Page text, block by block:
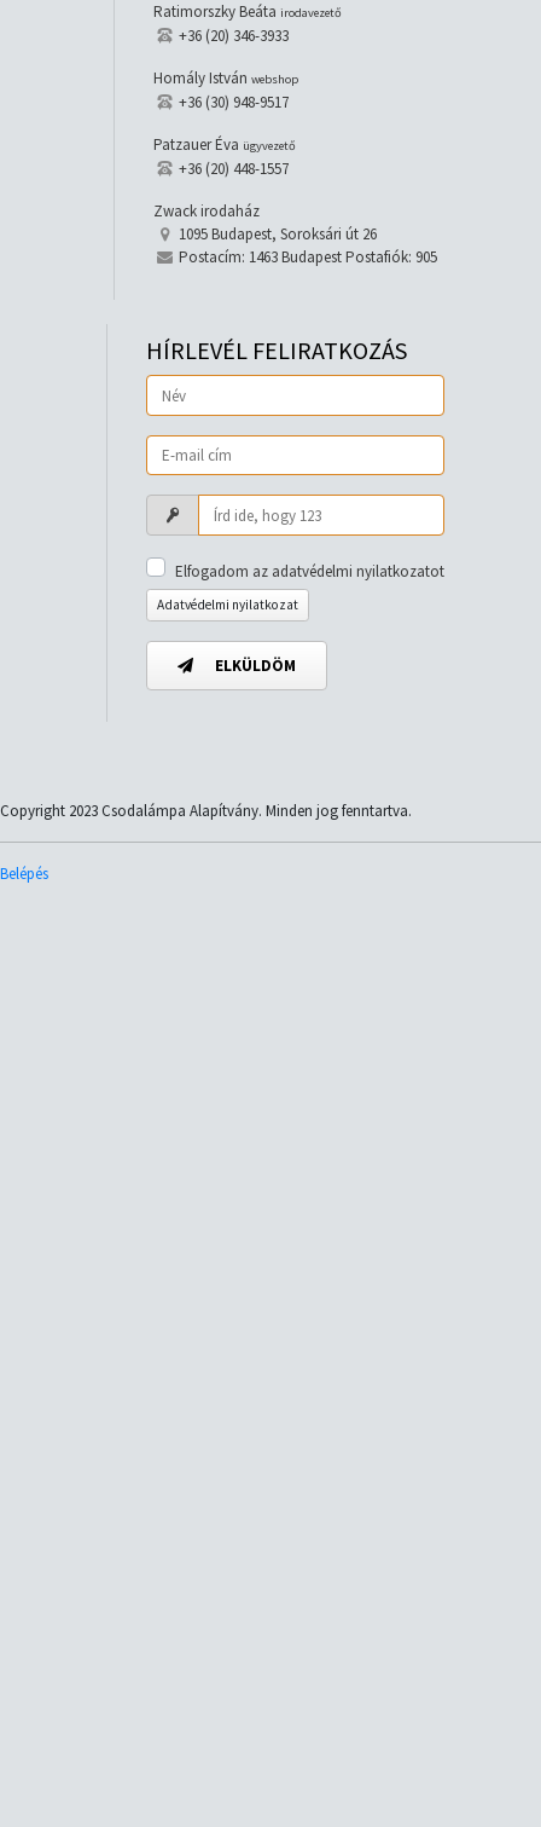
Ratimorszky Beáta irodavezető
+36 (20) 346-3933
Homály István webshop
+36 (30) 948-9517
Patzauer Éva ügyvezető
+36 (20) 448-1557
Zwack irodaház
1095 Budapest, Soroksári út 26
Postacím: 1463 Budapest Postafiók: 905
HÍRLEVÉL FELIRATKOZÁS
Elfogadom az adatvédelmi nyilatkozatot
Adatvédelmi nyilatkozat
ELKÜLDÖM
Copyright 2023 Csodalámpa Alapítvány. Minden jog fenntartva.
Belépés